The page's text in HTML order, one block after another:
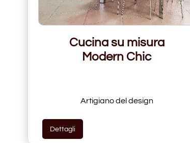
Cucina su misura
Modern Chic
Artigiano del design
Dettagli